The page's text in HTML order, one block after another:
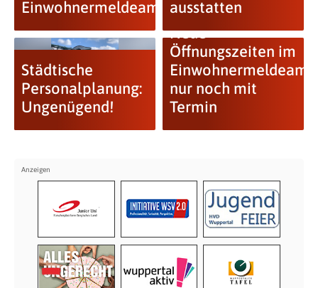
Einwohnermeldeamt
ausstatten
Städtische
Personalplanung:
Ungenügend!
Neue
Öffnungszeiten im
Einwohnermeldeamt,
nur noch mit
Termin